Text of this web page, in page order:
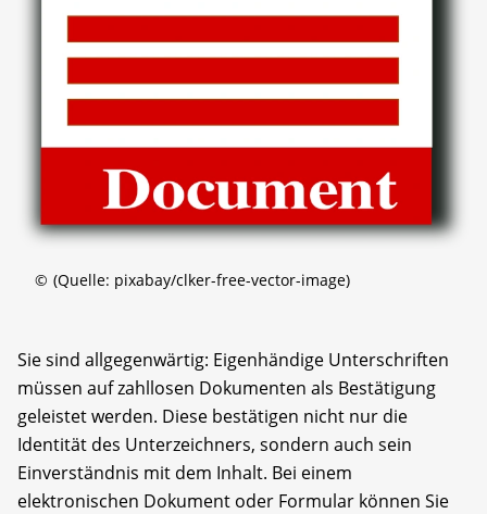
© (Quelle: pixabay/clker-free-vector-image)
Sie sind allgegenwärtig: Eigenhändige Unterschriften
müssen auf zahllosen Dokumenten als Bestätigung
geleistet werden. Diese bestätigen nicht nur die
Identität des Unterzeichners, sondern auch sein
Einverständnis mit dem Inhalt. Bei einem
elektronischen Dokument oder Formular können Sie